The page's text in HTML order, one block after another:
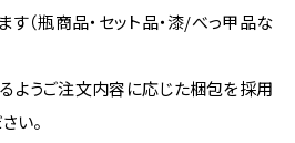
（瓶商品・セット品・漆/べっ甲品な
ようご注文内容に応じた梱包を採用
い。